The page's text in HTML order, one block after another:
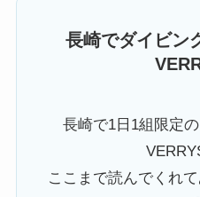
長崎でダイビン
長崎で1日1組限定
ここまで読んでくれ